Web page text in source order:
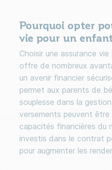
Pourquoi opter
vie pour un
Choisir une assurance
offre de nombreux
un avenir financier
permet aux parents de
souplesse dans la
versements peuvent
capacités financières du
investis dans le contrat
pour augmenter les